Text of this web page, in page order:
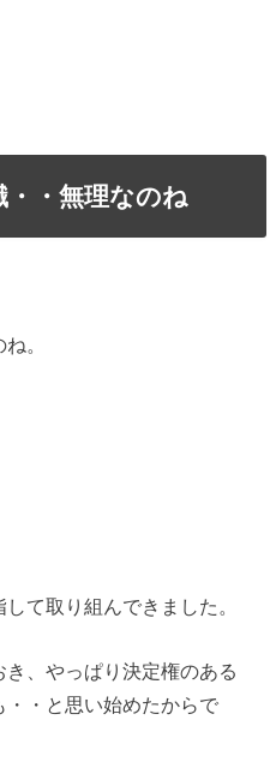
・無理なのね
。
て取り組んできました。
、やっぱり決定権のある
・と思い始めたからで